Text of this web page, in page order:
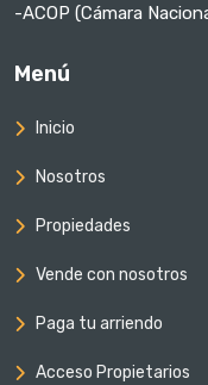
-ACOP (Cámara
Menú
Inicio
Nosotros
Propiedades
Vende con nosotros
Paga tu arriendo
Acceso Propietarios